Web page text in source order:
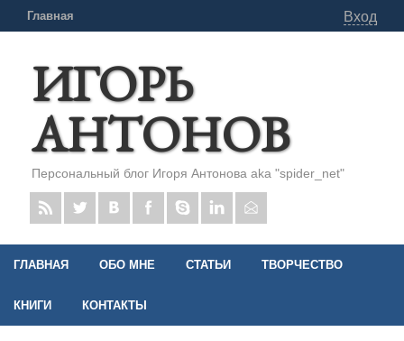
Главная Вход
ИГОРЬ
АНТОНОВ
Персональный блог Игоря Антонова aka "spider_net"
ГЛАВНАЯ ОБО МНЕ СТАТЬИ ТВОРЧЕСТВО
КНИГИ КОНТАКТЫ